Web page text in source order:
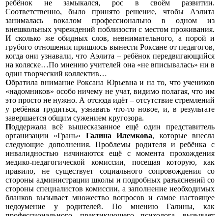
ребёнок не замыкался, рос в своём развитии.
Соответственно, было принято решение, чтобы Аэлита
занималась вокалом профессионально в одном из
внешкольных учреждений поблизости с местом проживания.
И сколько же обидных слов, невнимательного, а порой и
грубого отношения пришлось вынести Роксане от педагогов,
когда они узнавали, что Аэлита – ребёнок передвигающийся
на коляске…По мнению учителей она «не вписывалась» ни в
один творческий коллектив…
Обратила внимание Роксана Юрьевна и на то, что учеников
«надомников» особо ничему не учат, видимо полагая, что им
это просто не нужно. А отсюда идёт – отсутствие стремлений
у ребёнка трудиться, узнавать что-то новое, и, в результате
завершается общим сужением кругозора.
Поддержала всё вышесказанное ещё один представитель
организации «Грань» Галина Илемкова, которые внесла
следующие дополнения. Проблемы родителя и ребёнка с
инвалидностью начинаются ещё с момента прохождения
медико-педагогической комиссии, посещая которую, как
правило, не существует социального сопровождения со
стороны администрации школы и подробных разъяснений со
стороны специалистов комиссии, а заполнение необходимых
бланков вызывает множество вопросов и самое настоящее
недоумение у родителей. По мнению Галины, как